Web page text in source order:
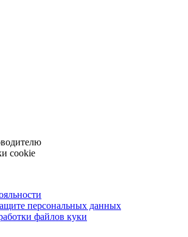
cookie
персональных данных
файлов куки